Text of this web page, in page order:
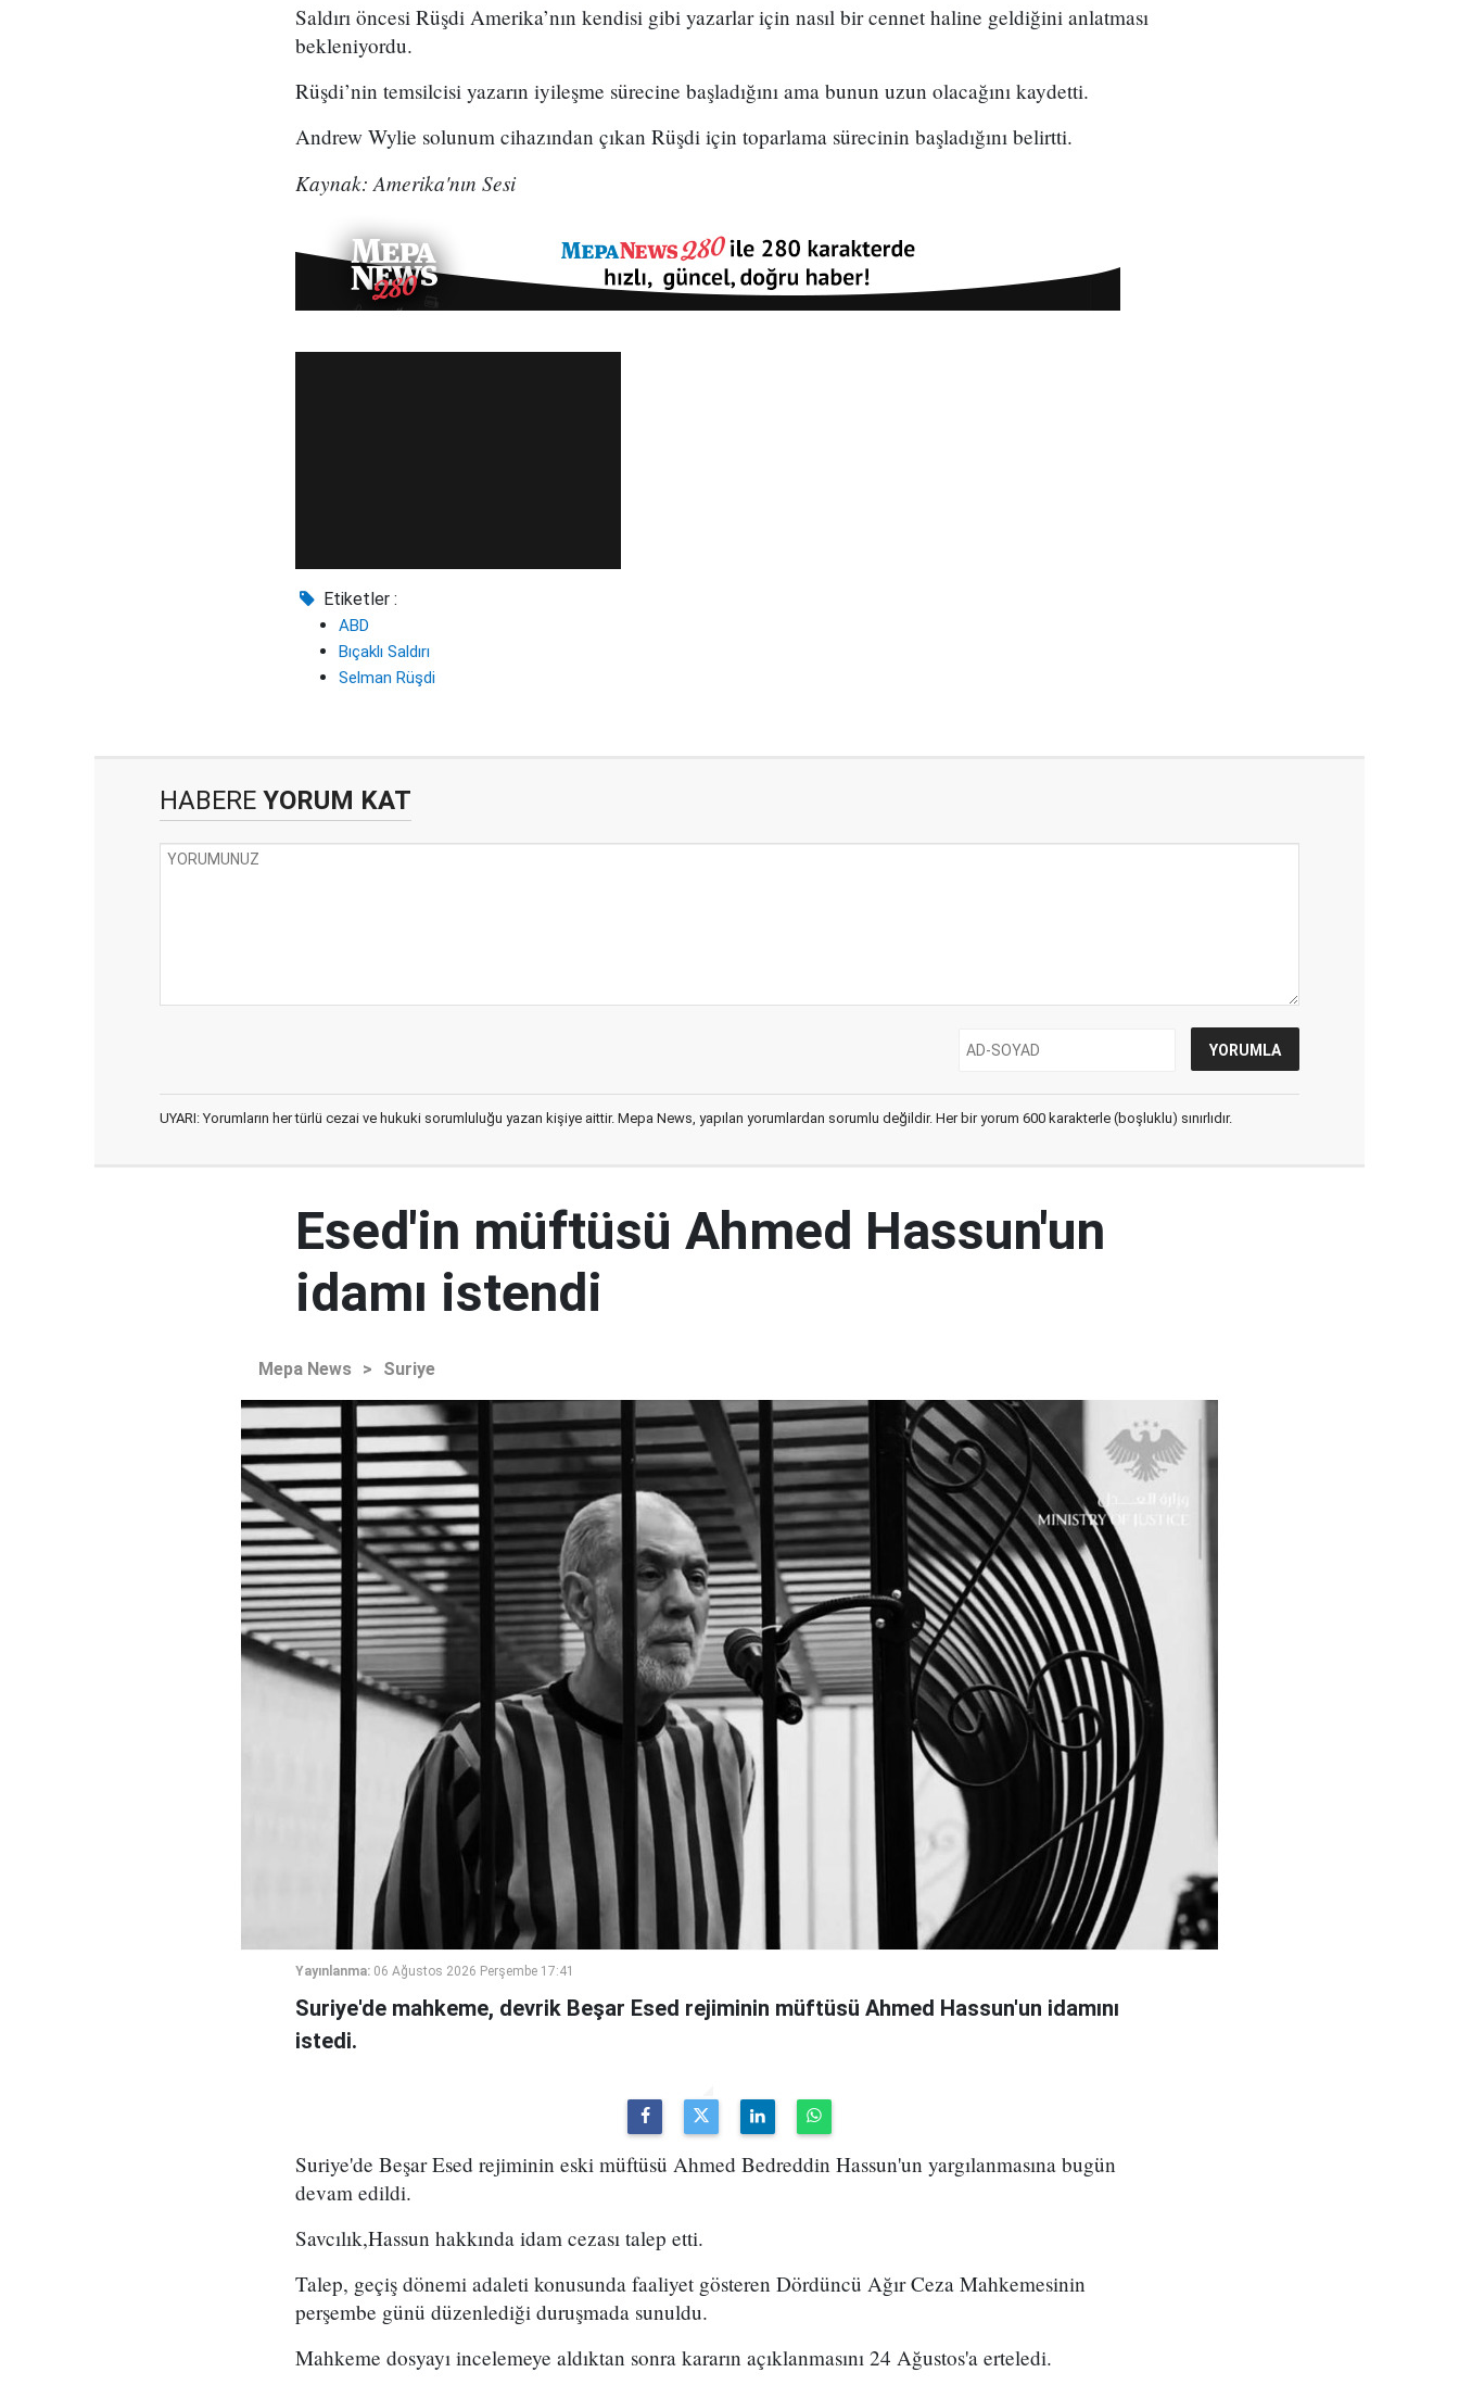
Saldırı öncesi Rüşdi Amerika’nın kendisi gibi yazarlar için nasıl bir cennet haline geldiğini anlatması
bekleniyordu.
Rüşdi’nin temsilcisi yazarın iyileşme sürecine başladığını ama bunun uzun olacağını kaydetti.
Andrew Wylie solunum cihazından çıkan Rüşdi için toparlama sürecinin başladığını belirtti.
Kaynak: Amerika'nın Sesi
Etiketler :
ABD
Bıçaklı Saldırı
Selman Rüşdi
HABERE YORUM KAT
UYARI: Yorumların her türlü cezai ve hukuki sorumluluğu yazan kişiye aittir. Mepa News, yapılan yorumlardan sorumlu değildir. Her bir yorum 600 karakterle (boşluklu) sınırlıdır.
Esed'in müftüsü Ahmed Hassun'un
idamı istendi
Mepa News > Suriye
Yayınlanma: 06 Ağustos 2026 Perşembe 17:41
Suriye'de mahkeme, devrik Beşar Esed rejiminin müftüsü Ahmed Hassun'un idamını
istedi.
Suriye'de Beşar Esed rejiminin eski müftüsü Ahmed Bedreddin Hassun'un yargılanmasına bugün
devam edildi.
Savcılık,Hassun hakkında idam cezası talep etti.
Talep, geçiş dönemi adaleti konusunda faaliyet gösteren Dördüncü Ağır Ceza Mahkemesinin
perşembe günü düzenlediği duruşmada sunuldu.
Mahkeme dosyayı incelemeye aldıktan sonra kararın açıklanmasını 24 Ağustos'a erteledi.